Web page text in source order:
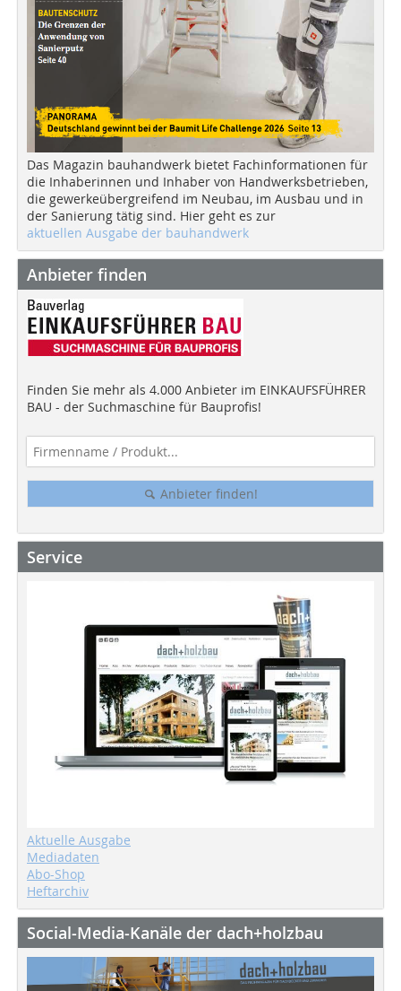
Das Magazin bauhandwerk bietet Fachinformationen für
die Inhaberinnen und Inhaber von Handwerksbetrieben,
die gewerkeübergreifend im Neubau, im Ausbau und in
der Sanierung tätig sind. Hier geht es zur
aktuellen Ausgabe der bauhandwerk
Anbieter finden
Finden Sie mehr als 4.000 Anbieter im EINKAUFSFÜHRER
BAU - der Suchmaschine für Bauprofis!
Anbieter finden!
Service
Aktuelle Ausgabe
Mediadaten
Abo-Shop
Heftarchiv
Social-Media-Kanäle der dach+holzbau